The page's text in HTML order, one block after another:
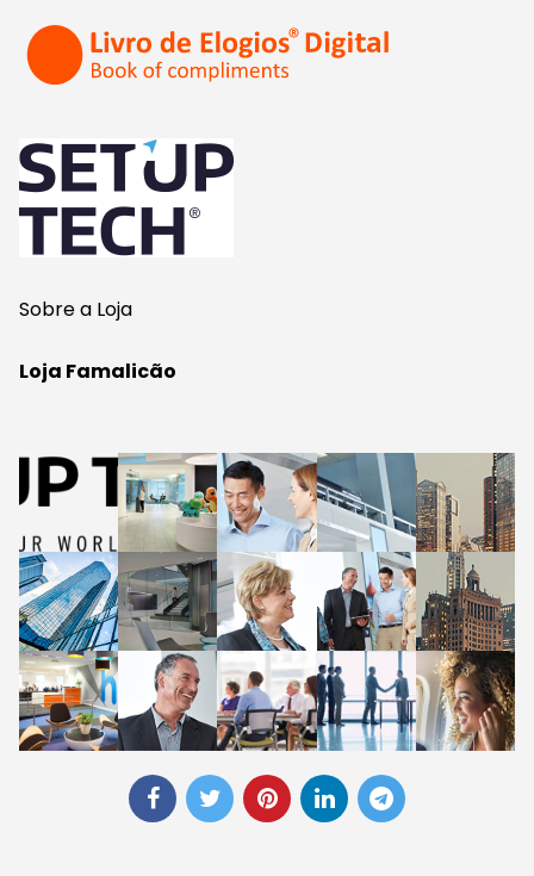
Sobre a Loja
Loja Famalicão